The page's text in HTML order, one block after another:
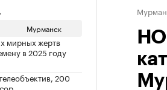
Мурманск
мирных жертв
в 2025 году
200